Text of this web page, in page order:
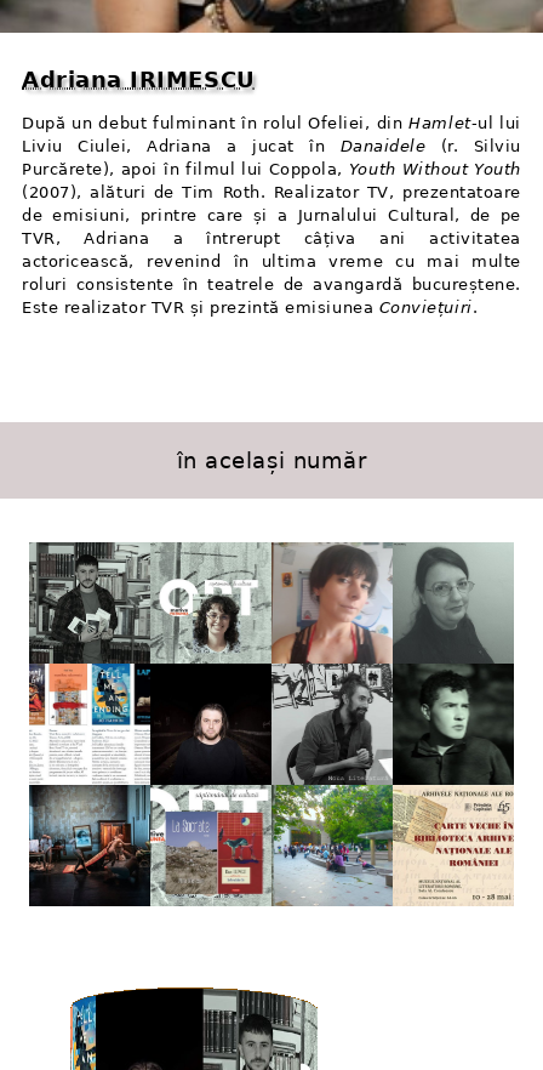
Adriana IRIMESCU
După un debut fulminant în rolul Ofeliei, dinHamlet-ul lui
Liviu Ciulei, Adriana a jucat în Danaidele (r. Silviu
Purcărete), apoi în filmul lui Coppola, Youth Without Youth
(2007), alături de Tim Roth. Realizator TV, prezentatoare
de emisiuni, printre care și a Jurnalului Cultural, de pe
TVR, Adriana a întrerupt câțiva ani activitatea
actoricească, revenind în ultima vreme cu mai multe
roluri consistente în teatrele de avangardă bucureștene.
Este realizator TVR și prezintă emisiunea Conviețuiri .
în același număr